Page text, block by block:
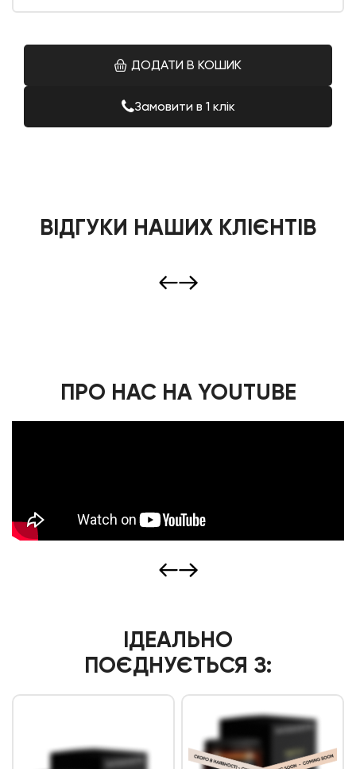
ДОДАТИ В КОШИК
Замовити в 1 клік
ВІДГУКИ НАШИХ КЛІЄНТІВ
ПРО НАС НА YOUTUBE
ІДЕАЛЬНО
ПОЄДНУЄТЬСЯ З: